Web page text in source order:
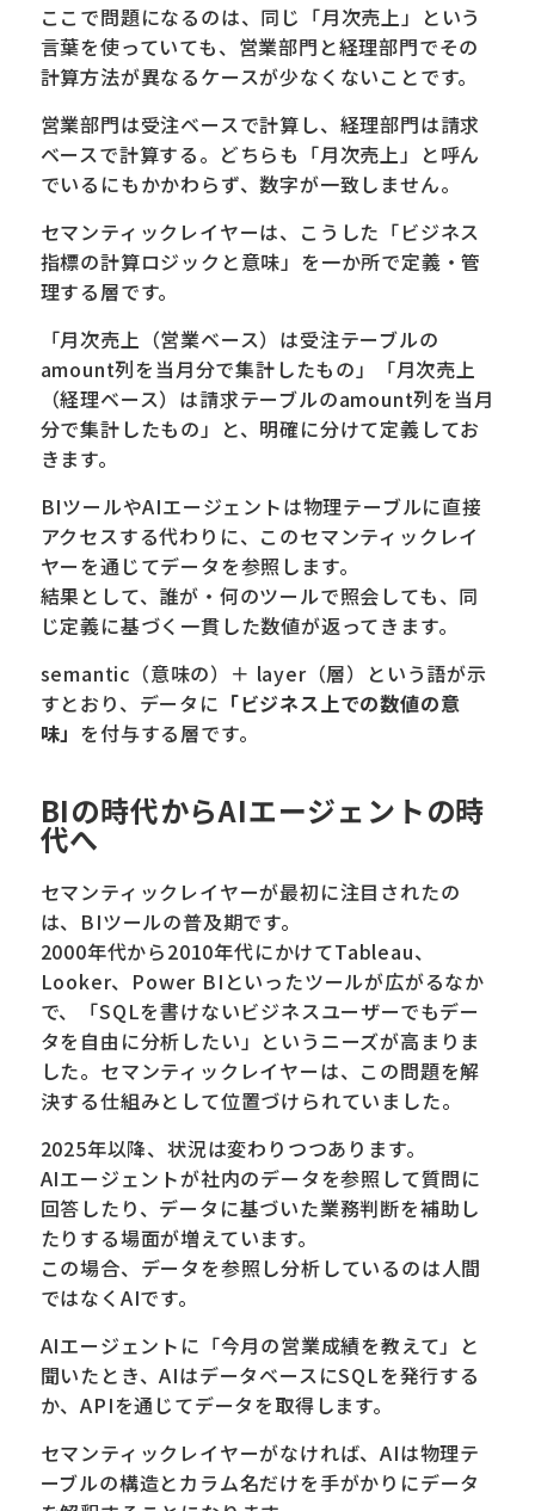
ここで問題になるのは、同じ「月次売上」という
言葉を使っていても、営業部門と経理部門でその
計算方法が異なるケースが少なくないことです。
営業部門は受注ベースで計算し、経理部門は請求
ベースで計算する。どちらも「月次売上」と呼ん
でいるにもかかわらず、数字が一致しません。
セマンティックレイヤーは、こうした「ビジネス
指標の計算ロジックと意味」を一か所で定義・管
理する層です。
「月次売上（営業ベース）は受注テーブルの
amount列を当月分で集計したもの」「月次売上
（経理ベース）は請求テーブルのamount列を当月
分で集計したもの」と、明確に分けて定義してお
きます。
BIツールやAIエージェントは物理テーブルに直接
アクセスする代わりに、このセマンティックレイ
ヤーを通じてデータを参照します。
結果として、誰が・何のツールで照会しても、同
じ定義に基づく一貫した数値が返ってきます。
semantic（意味の）＋ layer（層）という語が示
すとおり、データに 「ビジネス上での数値の意
味」 を付与する層です。
BIの時代からAIエージェントの時
代へ
セマンティックレイヤーが最初に注目されたの
は、BIツールの普及期です。
2000年代から2010年代にかけてTableau、
Looker、Power BIといったツールが広がるなか
で、「SQLを書けないビジネスユーザーでもデー
タを自由に分析したい」というニーズが高まりま
した。セマンティックレイヤーは、この問題を解
決する仕組みとして位置づけられていました。
2025年以降、状況は変わりつつあります。
AIエージェントが社内のデータを参照して質問に
回答したり、データに基づいた業務判断を補助し
たりする場面が増えています。
この場合、データを参照し分析しているのは人間
ではなくAIです。
AIエージェントに「今月の営業成績を教えて」と
聞いたとき、AIはデータベースにSQLを発行する
か、APIを通じてデータを取得します。
セマンティックレイヤーがなければ、AIは物理テ
ーブルの構造とカラム名だけを手がかりにデータ